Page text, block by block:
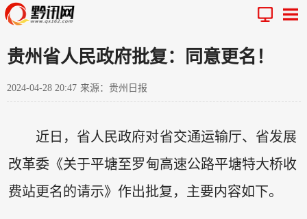
贵州省人民政府批复：同意更名！
2024-04-28 20:47 来源：贵州日报
近日，省人民政府对省交通运输厅、省发展
改革委《关于平塘至罗甸高速公路平塘特大桥收
费站更名的请示》作出批复，主要内容如下。